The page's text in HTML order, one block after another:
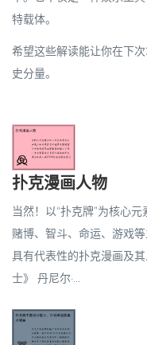
特载体。
希望这些解读能让你在下
史分量。
扑克漫画人物
当然！以“扑克牌”为核心
赌博、智斗、命运、游戏
具有代表性的扑克漫画及
士》 丹尼尔·...